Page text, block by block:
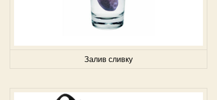
Залив сливку